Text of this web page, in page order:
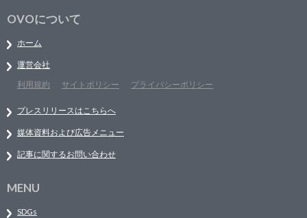
OVOについて
ホーム
運営会社
利用規約
サイトポリシー プライバシーポリシー
プレスリリースはこちらへ
媒体資料および広告メニュー
記事に関するお問い合わせ
MENU
SDGs